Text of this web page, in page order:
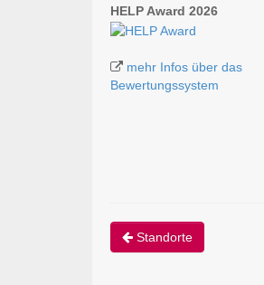
HELP Award 2026
mehr Infos über das
Bewertungssystem
Standorte